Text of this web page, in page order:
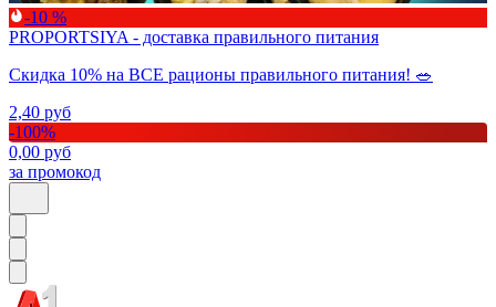
-10 %
PROPORTSIYA - доставка правильного питания
Скидка 10% на ВСЕ рационы правильного питания! 🥗
2,40 руб
-100%
0,00 руб
за промокод